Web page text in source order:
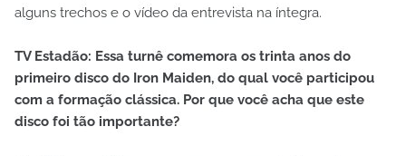
alguns trechos e o vídeo da entrevista na íntegra.
TV Estadão: Essa turnê comemora os trinta anos do
primeiro disco do Iron Maiden, do qual você participou
com a formação clássica. Por que você acha que este
disco foi tão importante?